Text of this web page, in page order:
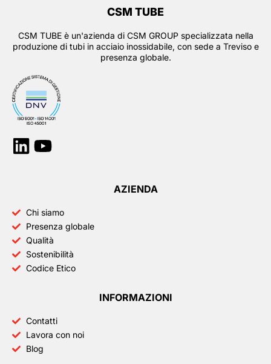
CSM TUBE
CSM TUBE è un'azienda di CSM GROUP specializzata nella
produzione di tubi in acciaio inossidabile, con sede a Treviso e
presenza globale.
Linkedin
Youtube
AZIENDA
Chi siamo
Presenza globale
Qualità
Sostenibilità
Codice Etico
INFORMAZIONI
Contatti
Lavora con noi
Blog